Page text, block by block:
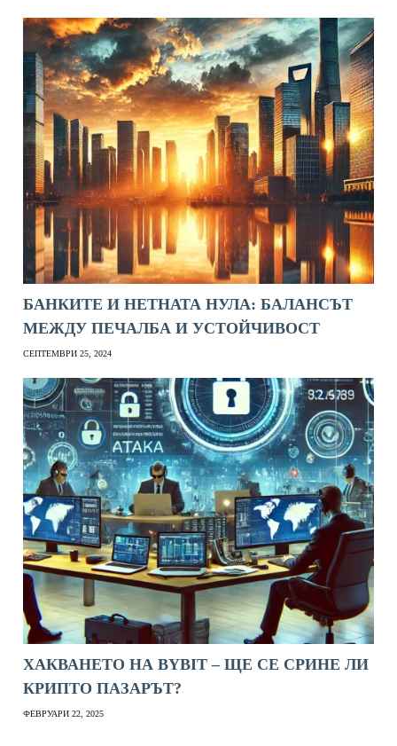
БАНКИТЕ И НЕТНАТА НУЛА: БАЛАНСЪТ
МЕЖДУ ПЕЧАЛБА И УСТОЙЧИВОСТ
СЕПТЕМВРИ 25, 2024
ХАКВАНЕТО НА BYBIT – ЩЕ СЕ СРИНЕ ЛИ
КРИПТО ПАЗАРЪТ?
ФЕВРУАРИ 22, 2025